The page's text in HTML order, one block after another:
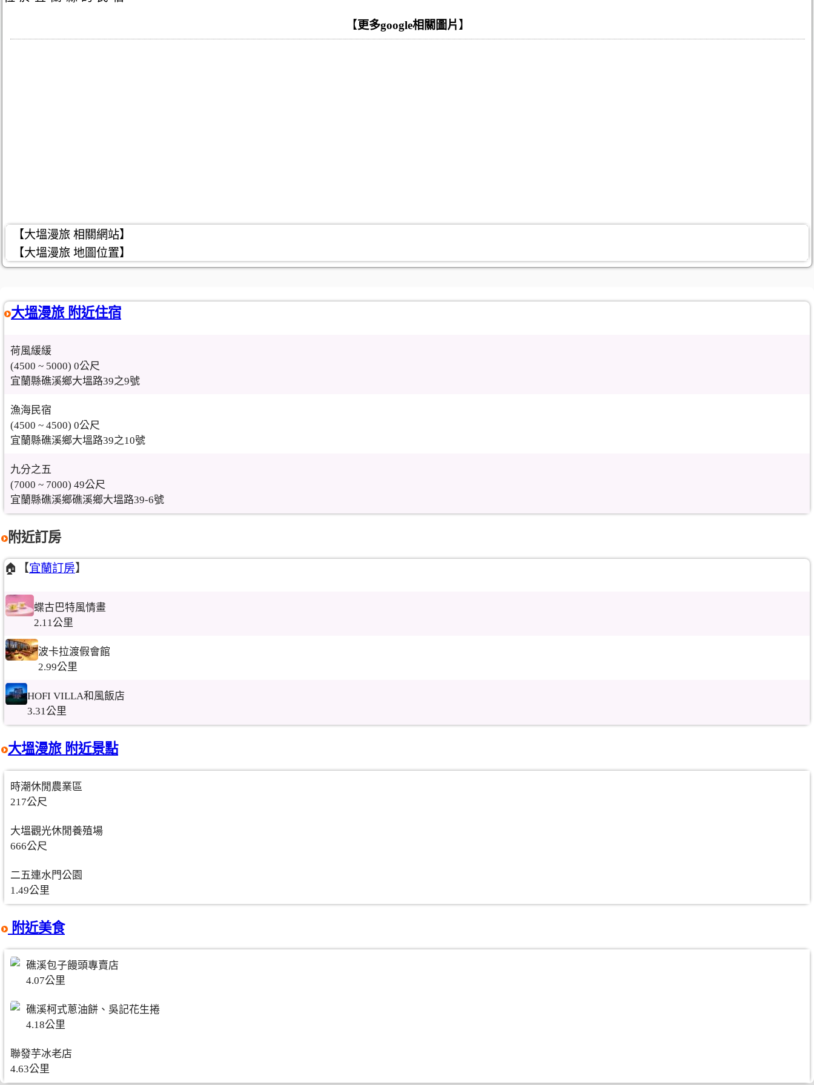
【更多google相關圖片 】
【大塭漫旅 相關網站】
【大塭漫旅 地圖位置】
大塭漫旅 附近住宿
荷風緩緩
(4500 ~ 5000) 0公尺
宜蘭縣礁溪鄉大塭路39之9號
漁海民宿
(4500 ~ 4500) 0公尺
宜蘭縣礁溪鄉大塭路39之10號
九分之五
(7000 ~ 7000) 49公尺
宜蘭縣礁溪鄉礁溪鄉大塭路39-6號
附近訂房
🏠【宜蘭訂房】
蝶古巴特風情畫
2.11公里
波卡拉渡假會館
2.99公里
HOFI VILLA和風飯店
3.31公里
大塭漫旅 附近景點
時潮休閒農業區
217公尺
大塭觀光休閒養殖場
666公尺
二五連水門公園
1.49公里
附近美食
礁溪包子饅頭專賣店
4.07公里
礁溪柯式蔥油餅、吳記花生捲
4.18公里
聯發芋冰老店
4.63公里